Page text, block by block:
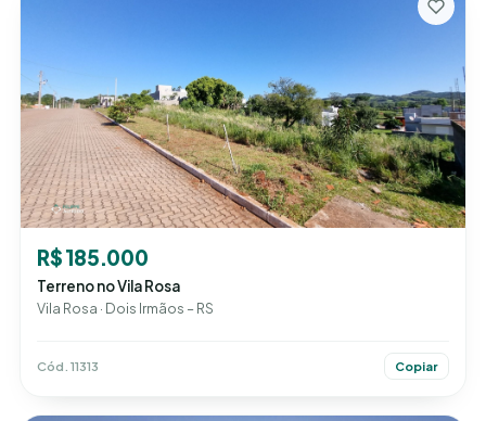
R$ 185.000
Terreno no Vila Rosa
Vila Rosa · Dois Irmãos – RS
Cód. 11313 Copiar